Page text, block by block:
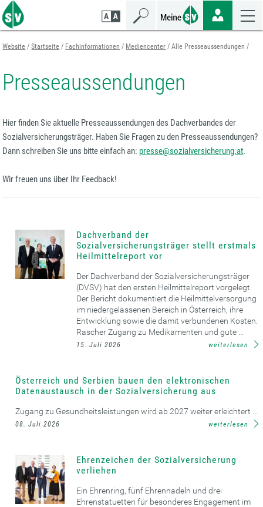
Zum
Seiteninhalt
springen
Zur
Navigation
springen
Zur
Mobilen
Navigation
springen
Website Startseite Fachinformationen Mediencenter Alle Presseaussendungen
Presseaussendungen
Hier finden Sie aktuelle Presseaussendungen des Dachverbandes der
Sozialversicherungsträger. Haben Sie Fragen zu den Presseaussendungen?
Dann schreiben Sie uns bitte einfach an: presse@sozialversicherung.at.
Wir freuen uns über Ihr Feedback!
Dachverband der
Sozialversicherungsträger stellt erstmals
Heilmittelreport vor
Der Dachverband der Sozialversicherungsträger
(DVSV) hat den ersten Heilmittelreport vorgelegt.
Der Bericht dokumentiert die Heilmittelversorgung
im niedergelassenen Bereich in Österreich, ihre
Entwicklung sowie die damit verbundenen Kosten.
Rascher Zugang zu Medikamenten und gute ...
15. Juli 2026 weiterlesen
Österreich und Serbien bauen den elektronischen
Datenaustausch in der Sozialversicherung aus
Zugang zu Gesundheitsleistungen wird ab 2027 weiter erleichtert ...
08. Juli 2026 weiterlesen
Ehrenzeichen der Sozialversicherung
verliehen
Ein Ehrenring, fünf Ehrennadeln und drei
Ehrenstatuetten für besonderes Engagement im